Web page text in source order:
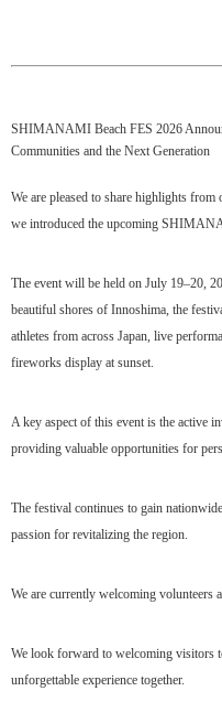
SHIMANAMI Beach FES 2026
Communities and the Next Generation
We are pleased to share highlights
we introduced the upcoming
The event will be held on July 19–20,
beautiful shores of Innoshima, the
athletes from across Japan, live
fireworks display at sunset.
A key aspect of this event is the active
providing valuable opportunities for
The festival continues to gain
passion for revitalizing the region.
We are currently welcoming volunteers
We look forward to welcoming visitors
unforgettable experience together.